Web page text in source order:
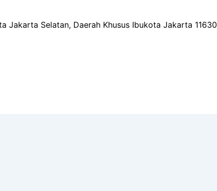
Jakarta Selatan, Daerah Khusus Ibukota Jakarta 11630